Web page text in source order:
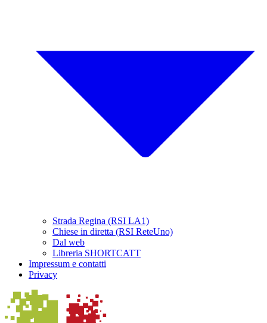
Strada Regina (RSI LA1)
Chiese in diretta (RSI ReteUno)
Dal web
Libreria SHORTCATT
Impressum e contatti
Privacy